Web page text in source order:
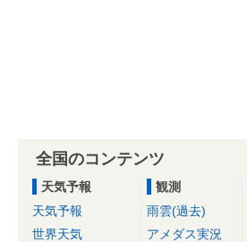
全国のコンテンツ
天気予報
天気予報
世界天気
観測
雨雲(過去)
アメダス実況